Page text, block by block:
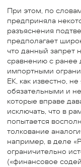
При этом, по
предприняла
разъяснения
предполагает
что данный запрет
сравнению с ранее
импортными
ЕК, как известно,
обязательными и
которые вправе
исключать, что в
попытается
толкование
например, в деле
ограничительно
(«финансовое